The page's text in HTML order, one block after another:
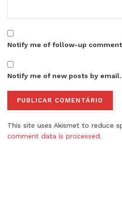
Notify me of follow-up
Notify me of new posts by email.
This site uses Akismet to reduce
comment data is processed.